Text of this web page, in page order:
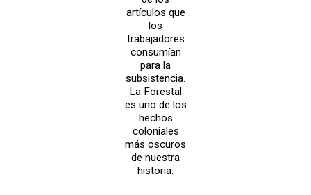
artículos que
los
trabajadores
consumían
para la
subsistencia.
La Forestal
es uno de los
hechos
coloniales
más oscuros
de nuestra
historia.